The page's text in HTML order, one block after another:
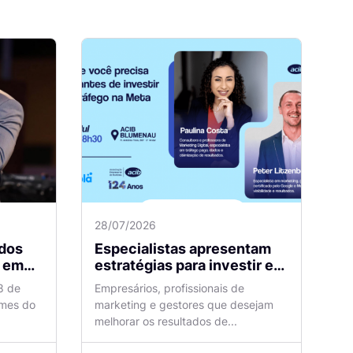
de
do
28/07/2026
Especialistas apresentam
estratégias para investir em
tráfego pago com mais
eficiência
Empresários, profissionais de
marketing e gestores que desejam
melhorar os resultados de...